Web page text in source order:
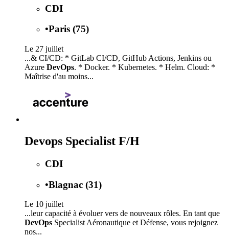
CDI
•Paris (75)
Le 27 juillet
...& CI/CD: * GitLab CI/CD, GitHub Actions, Jenkins ou
Azure DevOps. * Docker. * Kubernetes. * Helm. Cloud: *
Maîtrise d'au moins...
Devops Specialist F/H
CDI
•Blagnac (31)
Le 10 juillet
...leur capacité à évoluer vers de nouveaux rôles. En tant que
DevOps Specialist Aéronautique et Défense, vous rejoignez
nos...